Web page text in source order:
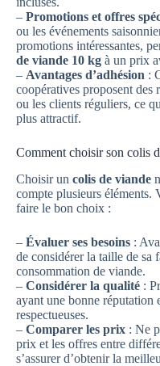
– Promotions et offres
ou les événements
promotions intéressantes,
de viande 10 kg à un prix
– Avantages d’adhésion :
coopératives proposent des
ou les clients réguliers, ce
plus attractif.
Comment choisir son colis
Choisir un colis de viande
compte plusieurs éléments.
faire le bon choix :
– Évaluer ses besoins :
de considérer la taille de sa
consommation de viande.
– Considérer la qualité :
ayant une bonne réputation
respectueuses.
– Comparer les prix : Ne
prix et les offres entre
s’assurer d’obtenir la